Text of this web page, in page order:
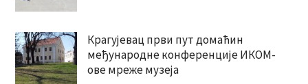
Крагујевац први пут домаћин
међународне конференције ИКОМ-
ове мреже музеја